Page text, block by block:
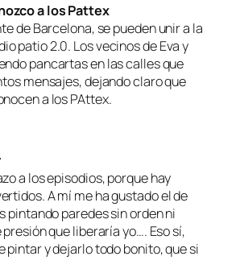
a los Pattex
de Barcelona, se pueden unir a la
patio 2.0. Los vecinos de Eva y
pancartas en las calles que
mensajes, dejando claro que
a los PAttex.
a los episodios, porque hay
A mí me ha gustado el de
pintando paredes sin orden ni
que liberaría yo…. Eso sí,
pintar y dejarlo todo bonito, que si